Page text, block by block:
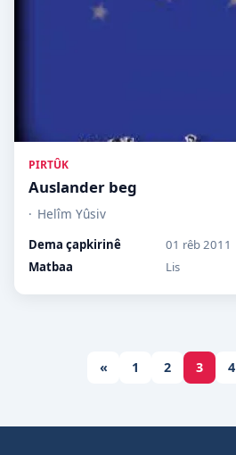
PIRTÛK
Auslander beg
Helîm Yûsiv
Dema çapkirinê
01 rêb 2011
Matbaa
Lis
« 1 2 3 4